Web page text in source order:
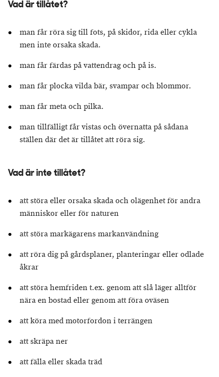
Vad är tillåtet?
man får röra sig till fots, på skidor, rida eller cykla
men inte orsaka skada.
man får färdas på vattendrag och på is.
man får plocka vilda bär, svampar och blommor.
man får meta och pilka.
man tillfälligt får vistas och övernatta på sådana
ställen där det är tillåtet att röra sig.
Vad är inte tillåtet?
att störa eller orsaka skada och olägenhet för andra
människor eller för naturen
att störa markägarens markanvändning
att röra dig på gårdsplaner, planteringar eller odlade
åkrar
att störa hemfriden t.ex. genom att slå läger alltför
nära en bostad eller genom att föra oväsen
att köra med motorfordon i terrängen
att skräpa ner
att fälla eller skada träd